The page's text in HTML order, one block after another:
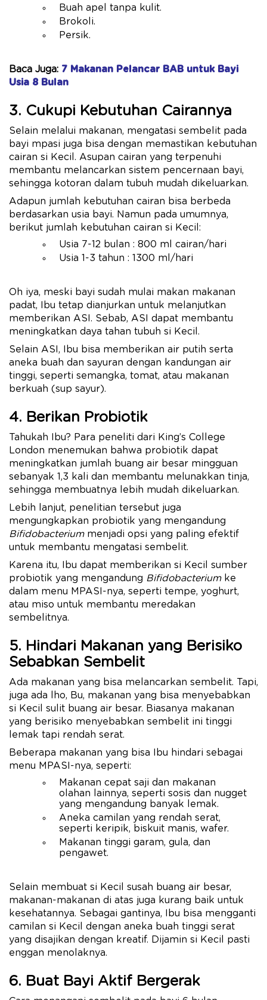
Buah apel tanpa kulit.
Brokoli.
Persik.
Baca Juga: 7 Makanan Pelancar BAB untuk Bayi
Usia 8 Bulan
3. Cukupi Kebutuhan Cairannya
Selain melalui makanan, mengatasi sembelit pada
bayi mpasi juga bisa dengan memastikan kebutuhan
cairan si Kecil. Asupan cairan yang terpenuhi
membantu melancarkan sistem pencernaan bayi,
sehingga kotoran dalam tubuh mudah dikeluarkan.
Adapun jumlah kebutuhan cairan bisa berbeda
berdasarkan usia bayi. Namun pada umumnya,
berikut jumlah kebutuhan cairan si Kecil:
Usia 7-12 bulan : 800 ml cairan/hari
Usia 1-3 tahun : 1300 ml/hari
Oh iya, meski bayi sudah mulai makan makanan
padat, Ibu tetap dianjurkan untuk melanjutkan
memberikan ASI. Sebab, ASI dapat membantu
meningkatkan daya tahan tubuh si Kecil.
Selain ASI, Ibu bisa memberikan air putih serta
aneka buah dan sayuran dengan kandungan air
tinggi, seperti semangka, tomat, atau makanan
berkuah (sup sayur).
4. Berikan Probiotik
Tahukah Ibu? Para peneliti dari King’s College
London menemukan bahwa probiotik dapat
meningkatkan jumlah buang air besar mingguan
sebanyak 1,3 kali dan membantu melunakkan tinja,
sehingga membuatnya lebih mudah dikeluarkan.
Lebih lanjut, penelitian tersebut juga
mengungkapkan probiotik yang mengandung
Bifidobacteriummenjadi opsi yang paling efektif
untuk membantu mengatasi sembelit.
Karena itu, Ibu dapat memberikan si Kecil sumber
probiotik yang mengandung Bifidobacteriumke
dalam menu MPASI-nya, seperti tempe, yoghurt,
atau miso untuk membantu meredakan
sembelitnya.
5. Hindari Makanan yang Berisiko
Sebabkan Sembelit
Ada makanan yang bisa melancarkan sembelit. Tapi,
juga ada lho, Bu, makanan yang bisa menyebabkan
si Kecil sulit buang air besar. Biasanya makanan
yang berisiko menyebabkan sembelit ini tinggi
lemak tapi rendah serat.
Beberapa makanan yang bisa Ibu hindari sebagai
menu MPASI-nya, seperti:
Makanan cepat saji dan makanan
olahan lainnya, seperti sosis dan nugget
yang mengandung banyak lemak.
Aneka camilan yang rendah serat,
seperti keripik, biskuit manis, wafer.
Makanan tinggi garam, gula, dan
pengawet.
Selain membuat si Kecil susah buang air besar,
makanan-makanan di atas juga kurang baik untuk
kesehatannya. Sebagai gantinya, Ibu bisa mengganti
camilan si Kecil dengan aneka buah tinggi serat
yang disajikan dengan kreatif. Dijamin si Kecil pasti
enggan menolaknya.
6. Buat Bayi Aktif Bergerak